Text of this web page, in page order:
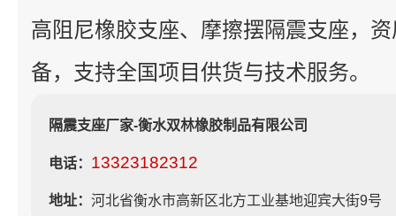
高阻尼橡胶支座、摩擦摆隔震支座，
备，支持全国项目供货与技术服务。
隔震支座厂家-衡水双林橡胶制品有限公司
电话： 13323182312
地址： 河北省衡水市高新区北方工业基地迎宾大街9号